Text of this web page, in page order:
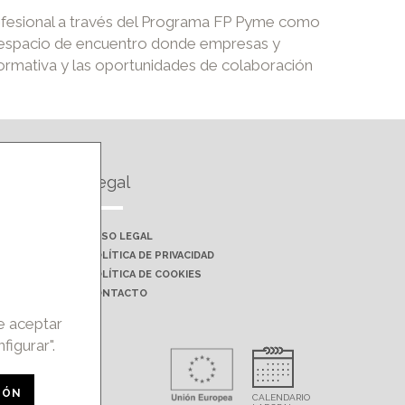
a través del Programa FP Pyme como
de encuentro donde empresas y
y las oportunidades de colaboración
Legal
AVISO LEGAL
POLÍTICA DE PRIVACIDAD
POLÍTICA DE COOKIES
CONTACTO
la
aceptar